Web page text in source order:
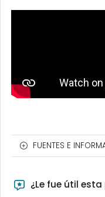
FUENTES E
¿Le fue útil